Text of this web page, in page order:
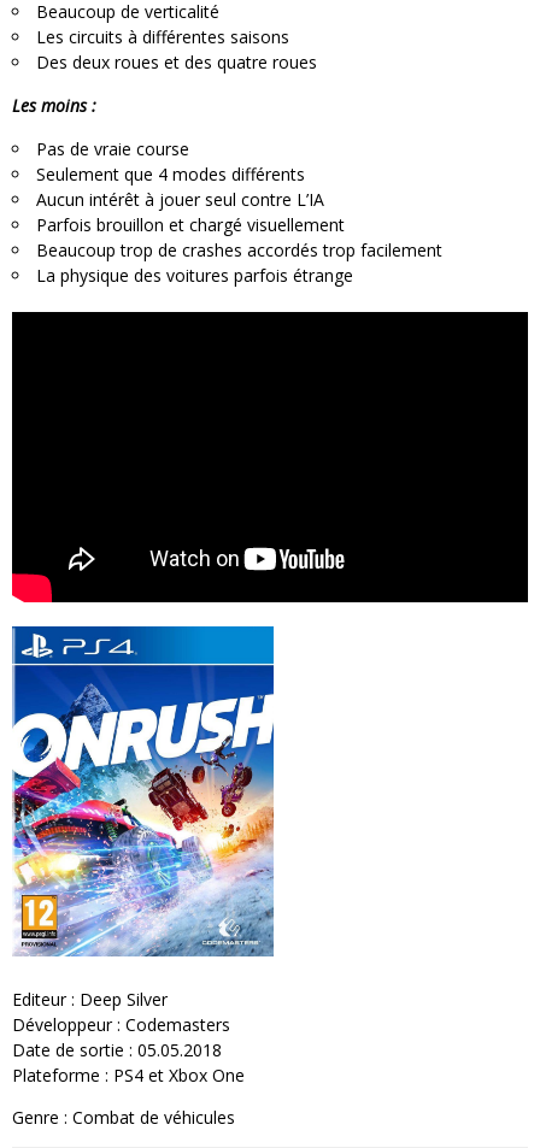
Beaucoup de verticalité
Les circuits à différentes saisons
Des deux roues et des quatre roues
Les moins :
Pas de vraie course
Seulement que 4 modes différents
Aucun intérêt à jouer seul contre L’IA
Parfois brouillon et chargé visuellement
Beaucoup trop de crashes accordés trop facilement
La physique des voitures parfois étrange
Editeur : Deep Silver
Développeur : Codemasters
Date de sortie : 05.05.2018
Plateforme : PS4 et Xbox One
Genre : Combat de véhicules